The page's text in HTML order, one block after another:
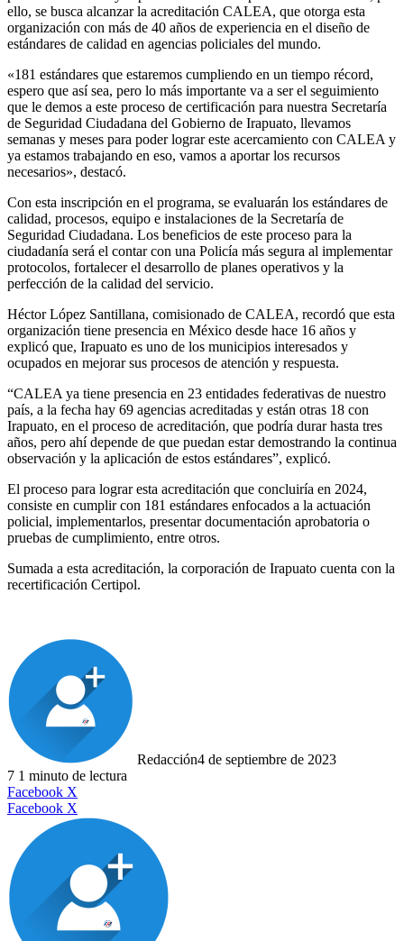
ello, se busca alcanzar la acreditación CALEA, que otorga esta
organización con más de 40 años de experiencia en el diseño de
estándares de calidad en agencias policiales del mundo.
«181 estándares que estaremos cumpliendo en un tiempo récord,
espero que así sea, pero lo más importante va a ser el seguimiento
que le demos a este proceso de certificación para nuestra Secretaría
de Seguridad Ciudadana del Gobierno de Irapuato, llevamos
semanas y meses para poder lograr este acercamiento con CALEA y
ya estamos trabajando en eso, vamos a aportar los recursos
necesarios», destacó.
Con esta inscripción en el programa, se evaluarán los estándares de
calidad, procesos, equipo e instalaciones de la Secretaría de
Seguridad Ciudadana. Los beneficios de este proceso para la
ciudadanía será el contar con una Policía más segura al implementar
protocolos, fortalecer el desarrollo de planes operativos y la
perfección de la calidad del servicio.
Héctor López Santillana, comisionado de CALEA, recordó que esta
organización tiene presencia en México desde hace 16 años y
explicó que, Irapuato es uno de los municipios interesados y
ocupados en mejorar sus procesos de atención y respuesta.
“CALEA ya tiene presencia en 23 entidades federativas de nuestro
país, a la fecha hay 69 agencias acreditadas y están otras 18 con
Irapuato, en el proceso de acreditación, que podría durar hasta tres
años, pero ahí depende de que puedan estar demostrando la continua
observación y la aplicación de estos estándares”, explicó.
El proceso para lograr esta acreditación que concluiría en 2024,
consiste en cumplir con 181 estándares enfocados a la actuación
policial, implementarlos, presentar documentación aprobatoria o
pruebas de cumplimiento, entre otros.
Sumada a esta acreditación, la corporación de Irapuato cuenta con la
recertificación Certipol.
Redacción4 de septiembre de 2023
7 1 minuto de lectura
Facebook X
Facebook X
por
electrónico